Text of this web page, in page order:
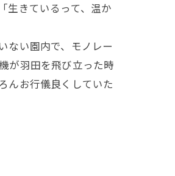
生きているって、温か
ない園内で、モノレー
が羽田を飛び立った時
んお行儀良くしていた